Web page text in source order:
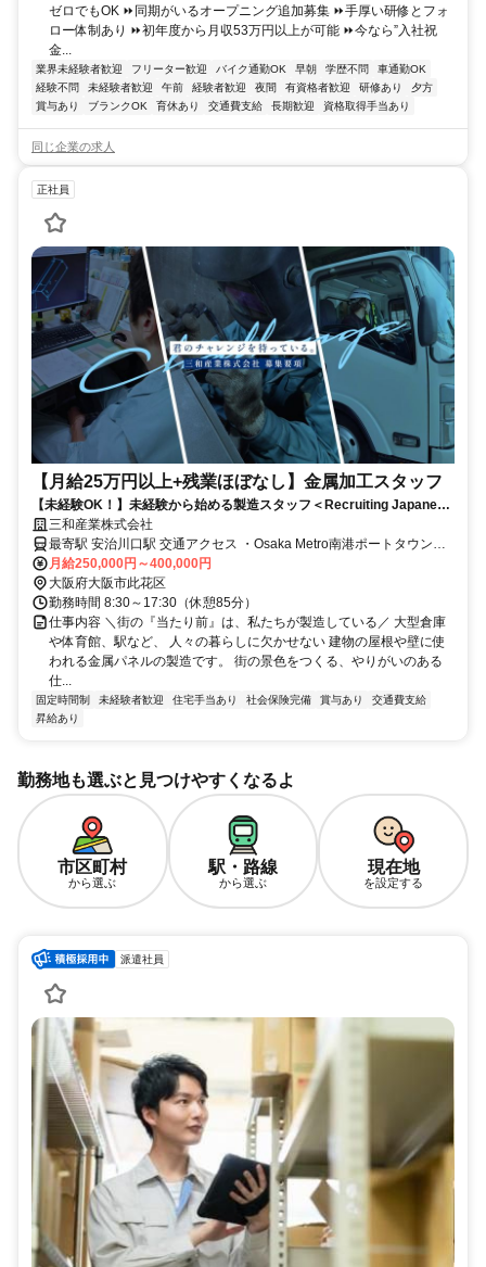
ゼロでもOK ⏩同期がいるオープニング追加募集 ⏩手厚い研修とフォ
ロー体制あり ⏩初年度から月収53万円以上が可能 ⏩今なら”入社祝
金...
業界未経験者歓迎 フリーター歓迎 バイク通勤OK 早朝 学歴不問
車通勤OK
経験不問
未経験者歓迎 午前 経験者歓迎 夜間 有資格者歓迎 研修あり
夕方
賞与あり
ブランクOK 育休あり 交通費支給 長期歓迎 資格取得手当あり
同じ企業の求人
正社員
【月給25万円以上+残業ほぼなし】金属加工スタッフ
【未経験OK！】未経験から始める製造スタッフ＜Recruiting Japanese
only＞
三和産業株式会社
最寄駅 安治川口駅 交通アクセス ・Osaka Metro南港ポートタウン線
「南港東駅」より徒歩7分 ・自転車／原付通勤OK（駐輪場あり）
月給250,000円～400,000円
大阪府大阪市此花区
勤務時間 8:30～17:30（休憩85分）
仕事内容 ＼街の『当たり前』は、私たちが製造している／ 大型倉庫
や体育館、駅など、 人々の暮らしに欠かせない 建物の屋根や壁に使
われる金属パネルの製造です。 街の景色をつくる、やりがいのある
仕...
固定時間制 未経験者歓迎 住宅手当あり 社会保険完備 賞与あり
交通費支給
昇給あり
勤務地も選ぶと見つけやすくなるよ
市区町村
から選ぶ
駅・路線
から選ぶ
現在地
を設定する
派遣社員